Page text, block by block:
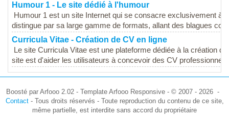
Humour 1 - Le site dédié à l'humour
Humour 1 est un site Internet qui se consacre exclusivement à
distingue par sa large gamme de formats, allant des blagues
Curricula Vitae - Création de CV en ligne
Le site Curricula Vitae est une plateforme dédiée à la création
site est d'aider les utilisateurs à concevoir des CV
Boosté par Arfooo 2.02 - Template Arfooo Responsive - © 2007 - 2026 -
Contact- Tous droits réservés - Toute reproduction du contenu de ce site,
même partielle, est interdite sans accord du propriétaire